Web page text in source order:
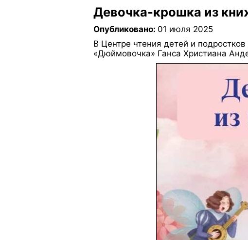
Девочка-крошка из
Опубликовано: 01 июля 2025
В Центре чтения детей и
«Дюймовочка» Ганса Христиана